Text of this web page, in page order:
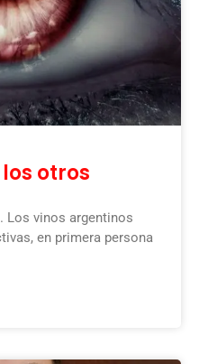
otros
Los vinos argentinos
en primera persona